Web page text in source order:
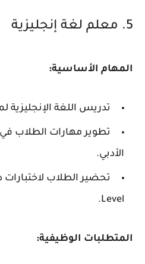
5. معلم لغة إنجليزية
المهام الأساسية:
تدريس اللغة الإنجليزية
تطوير مهارات الطلاب في
الأدبي.
Level.
المتطلبات الوظيفية: